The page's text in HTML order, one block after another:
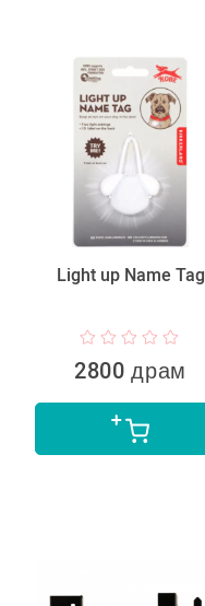
Light up Name Tag
2800 драм